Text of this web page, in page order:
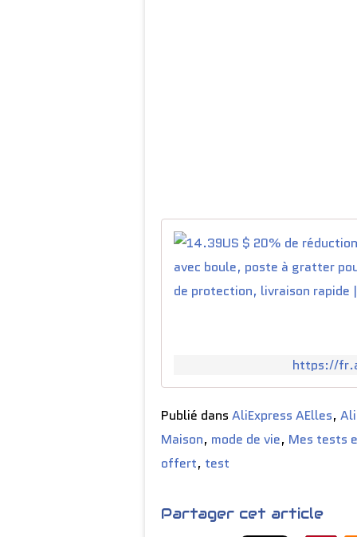
https://
Publié dans AliExpress AElles,
Maison, mode de vie, Mes tests
offert, test
Partager cet article